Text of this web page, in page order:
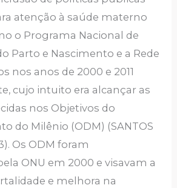
atenção à saúde materno
o Programa Nacional de
Parto e Nascimento e a Rede
nos anos de 2000 e 2011
cujo intuito era alcançar as
nos Objetivos do
do Milênio (ODM) (SANTOS
Os ODM foram
ONU em 2000 e visavam a
e melhora na